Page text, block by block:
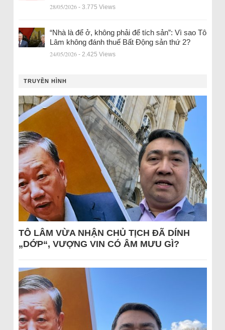
28/05/2026 - 3.775 Views
“Nhà là để ở, không phải để tích sản”: Vì sao Tô
Lâm không đánh thuế Bất Động sản thứ 2?
24/05/2026 - 2.425 Views
TRUYỀN HÌNH
TÔ LÂM VỪA NHẬN CHỦ TỊCH ĐÃ DÍNH
„DỚP“, VƯỢNG VIN CÓ ÂM MƯU GÌ?